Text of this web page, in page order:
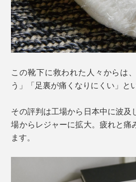
この靴下に救われた人々からは
う」「足裏が痛くなりにくい」と
その評判は工場から日本中に波及
場からレジャーに拡大。疲れと痛
ます。